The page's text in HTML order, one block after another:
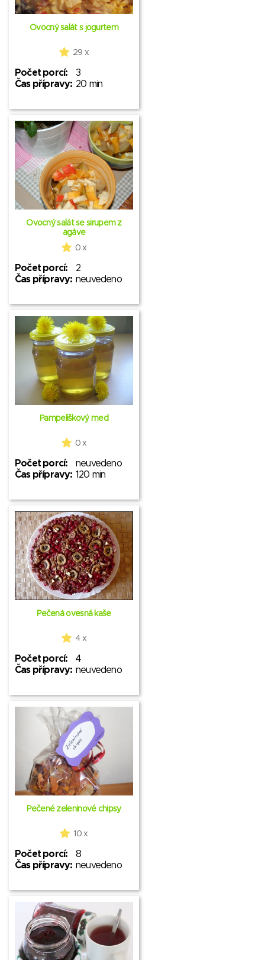
Ovocný salát s jogurtem
29 x
Počet porcí:
3
Čas přípravy: 20 min
Ovocný salát se sirupem z
agáve
0 x
Počet porcí:
2
Čas přípravy: neuvedeno
Pampeliškový med
0 x
Počet porcí:
neuvedeno
Čas přípravy: 120 min
Pečená ovesná kaše
4 x
Počet porcí:
4
Čas přípravy: neuvedeno
Pečené zeleninové chipsy
10 x
Počet porcí:
8
Čas přípravy: neuvedeno